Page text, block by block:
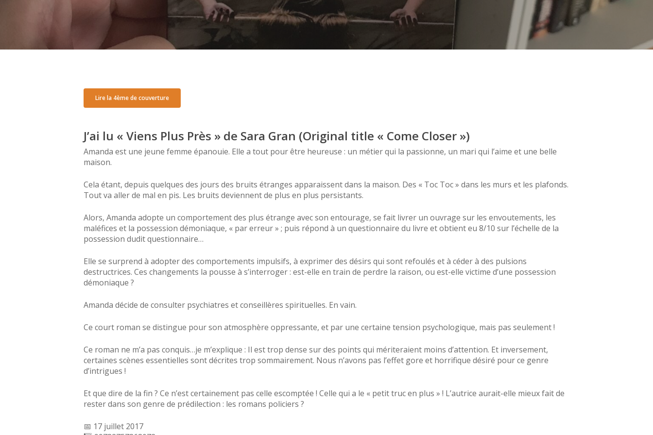
Lancez la recherche avec ENTREE, ou ESC pour fermer
Lire la 4ème de couverture
J’ai lu « Viens Plus Près » de Sara Gran (Original title « Come Closer »)
Amanda est une jeune femme épanouie. Elle a tout pour être heureuse : un métier qui la passionne, un mari qui l’aime et une belle
maison.
Cela étant, depuis quelques des jours des bruits étranges apparaissent dans la maison. Des « Toc Toc » dans les murs et les plafonds.
Tout va aller de mal en pis. Les bruits deviennent de plus en plus persistants.
Alors, Amanda adopte un comportement des plus étrange avec son entourage, se fait livrer un ouvrage sur les envoutements, les
maléfices et la possession démoniaque, « par erreur » ; puis répond à un questionnaire du livre et obtient eu 8/10 sur l’échelle de la
possession dudit questionnaire…
Elle se surprend à adopter des comportements impulsifs, à exprimer des désirs qui sont refoulés et à céder à des pulsions
destructrices. Ces changements la pousse à s’interroger : est-elle en train de perdre la raison, ou est-elle victime d’une possession
démoniaque ?
Amanda décide de consulter psychiatres et conseillères spirituelles. En vain.
Ce court roman se distingue pour son atmosphère oppressante, et par une certaine tension psychologique, mais pas seulement !
Ce roman ne m’a pas conquis…je m’explique : Il est trop dense sur des points qui mériteraient moins d’attention. Et inversement,
certaines scènes essentielles sont décrites trop sommairement. Nous n’avons pas l’effet gore et horrifique désiré pour ce genre
d’intrigues !
Et que dire de la fin ? Ce n’est certainement pas celle escomptée ! Celle qui a le « petit truc en plus » ! L’autrice aurait-elle mieux fait de
rester dans son genre de prédilection : les romans policiers ?
📅 17 juillet 2017